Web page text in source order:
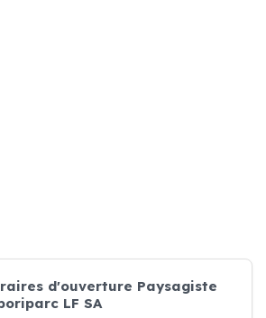
d'ouverture Paysagiste
LF SA